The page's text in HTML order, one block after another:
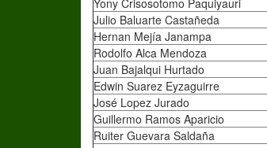
Yony Crisosotomo Paquiyauri
Julio Baluarte Castañeda
Hernan Mejía Janampa
Rodolfo Alca Mendoza
Juan Bajalqui Hurtado
Edwin Suarez Eyzaguirre
José Lopez Jurado
Guillermo Ramos Aparicio
Ruiter Guevara Saldaña